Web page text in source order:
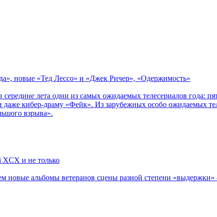
новые «Тед Лессо» и «Джек Ричер», «Одержимость»
лета одни из самых ожидаемых телесериалов года:
кибер-драму «Фейк». Из зарубежных особо ожидаемых
взрыва».
и не только
альбомы ветеранов сцены разной степени